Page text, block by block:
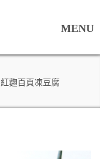
紅麴百頁凍豆腐